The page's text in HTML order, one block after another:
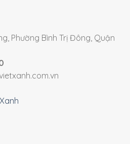
Phường Bình Trị Đông, Quận